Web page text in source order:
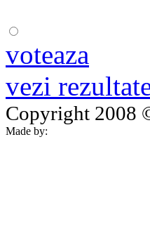
voteaza
vezi
Copyright 2008
Made by: